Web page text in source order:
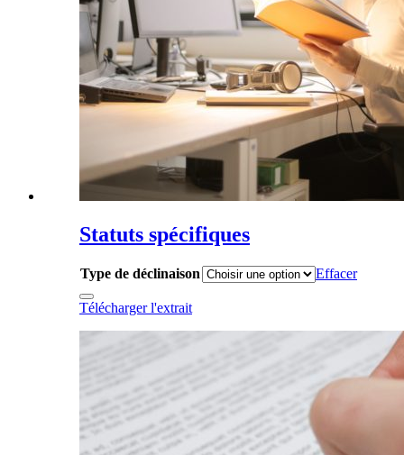
Statuts spécifiques
Type de déclinaison Effacer
Télécharger l'extrait